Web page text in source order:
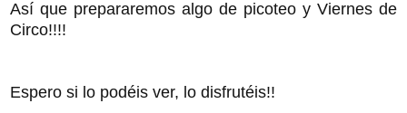
Así que prepararemos algo de picoteo y Viernes de
Circo!!!!
Espero si lo podéis ver, lo disfrutéis!!